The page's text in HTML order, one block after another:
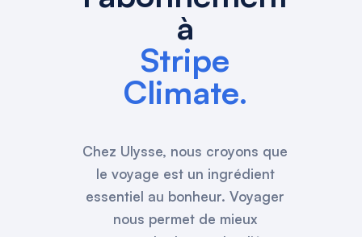
à
Stripe
Climate.
Chez Ulysse, nous croyons que
le voyage est un ingrédient
essentiel au bonheur. Voyager
nous permet de mieux